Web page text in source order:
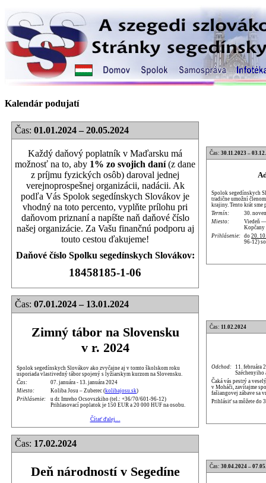
Kalendár podujatí
Čas: 01.01.2024 – 20.05.2024
Každý daňový poplatník v Maďarsku má
možnosť na to, aby 1% zo svojich daní(z dane
z príjmu fyzických osôb) daroval jednej
verejnoprospešnej organizácii, nadácii. Ak
podľa Vás Spolok segedínskych Slovákov je
vhodný na toto percento, vyplňte prílohu pri
daňovom priznaní a napíšte naň daňové číslo
našej organizácie. Za Vašu finančnú podporu aj
touto cestou ďakujeme!
Daňové číslo Spolku segedínskych Slovákov:
18458185-1-06
Čas: 30.11.2023 –
Spolok segedínskych
tradične umožní
krajiny. Tento krát sme
Termín:
30.
Miesto:
Viedeň
Prihlásenie: do 20.
96-12)
Čas: 07.01.2024 – 13.01.2024
Zimný tábor na Slovensku
v r. 2024
Spolok segedínskych Slovákov ako zvyčajne aj v tomto školskom roku
usporiada vlastivedný tábor spojený s lyžiarskym kurzom na Slovensku.
Čas:
07. januára - 13. januára 2024
Miesto:
Koliba Josu – Zuberec (kolibajosu.sk)
Prihlásenie:
u dr. Imreho Ocsovszkiho (tel.: +36/70/601-96-12)
Prihlasovací poplatok je 150 EUR a 20 000 HUF na osobu.
Čítať ďalej…
Čas: 11.02.2024
Odchod:
11. februára
Széchenyiho
Čaká vás pestrý a
v Moháči, zavítajme
fašiangovej zábave sa
Prihlásiť sa môžete do
Čas: 17.02.2024
Deň národností v Segedíne Čas: 30.04.2024 –